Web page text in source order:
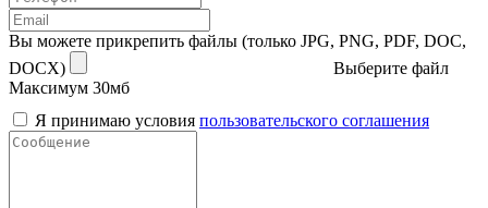
Вы можете прикрепить файлы (только JPG, PNG, PDF, DOC,
DOCX)
Выберите файл
Максимум 30мб
Я принимаю условия пользовательского соглашения